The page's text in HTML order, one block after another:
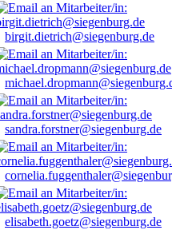
birgit.dietrich@siegenburg.de
sandra.forstner@siegenburg.de
elisabeth.goetz@siegenburg.de